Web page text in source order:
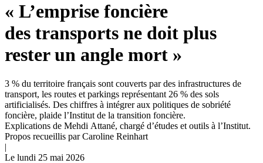
« L’emprise foncière
des transports ne doit plus
rester un angle mort »
3 % du territoire français sont couverts par des infrastructures de
transport, les routes et parkings représentant 26 % des sols
artificialisés. Des chiffres à intégrer aux politiques de sobriété
foncière, plaide l’Institut de la transition foncière.
Explications de Mehdi Attané, chargé d’études et outils à l’Institut.
Propos recueillis par Caroline Reinhart
|
Le lundi 25 mai 2026